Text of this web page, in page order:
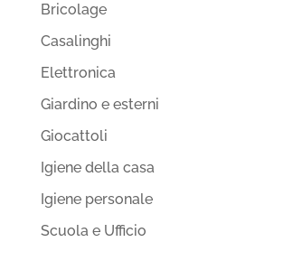
Bricolage
Casalinghi
Elettronica
Giardino e esterni
Giocattoli
Igiene della casa
Igiene personale
Scuola e Ufficio